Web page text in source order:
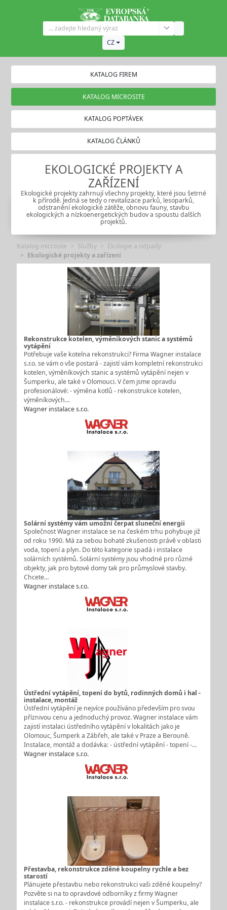
CZ
KATALOG FIREM
KATALOG MICROSITE
KATALOG POPTÁVEK
KATALOG ČLÁNKŮ
EKOLOGICKÉ PROJEKTY A
ZAŘÍZENÍ
Ekologické projekty zahrnují všechny projekty, které jsou šetrné
k přírodě. Jedná se tedy o revitalizace parků, lesoparků,
odstranění ekologické zátěže, obnovu fauny, stavbu
ekologických a nízkoenergetických budov a spoustu dalších
projektů.
Katalog microsite Služby
Ekologie a odpady
Ekologické projekty a zařízení
Rekonstrukce kotelen, výměníkových stanic a systémů
vytápění
Potřebuje vaše kotelna rekonstrukci? Firma Wagner instalace
s.r.o. se vám o vše postará - zajistí vám kompletní rekonstrukci
kotelen, výměníkových stanic a systémů vytápění nejen v
Šumperku, ale také v Olomouci. V čem jsme opravdu
profesionálové: - výměna kotlů - rekonstrukce kotelen,
výměníkových…
Wagner instalace s.r.o.
Solární systémy vám umožní čerpat sluneční energii
Společnost Wagner instalace se na českém trhu pohybuje již
od roku 1990. Má za sebou bohaté zkušenosti právě v oblasti
voda, topení a plyn. Do této kategorie spadá i instalace
solárních systémů. Solární systémy jsou vhodné pro různé
objekty, jak pro bytové domy tak pro průmyslové stavby.
Chcete…
Wagner instalace s.r.o.
Ústřední vytápění, topení do bytů, rodinných domů i hal -
instalace, montáž
Ústřední vytápění je nejvíce používáno především pro svou
příznivou cenu a jednoduchý provoz. Wagner instalace vám
zajistí instalaci ústředního vytápění v lokalitách jako je
Olomouc, Šumperk a Zábřeh, ale také v Praze a Berouně.
Instalace, montáž a dodávka: - ústřední vytápění - topení -…
Wagner instalace s.r.o.
Přestavba, rekonstrukce zděné koupelny rychle a bez
starostí
Plánujete přestavbu nebo rekonstrukci vaši zděné koupelny?
Pozvěte si na to opravdové odborníky z firmy Wagner
instalace s.r.o. - rekonstrukce provádí nejen v Šumperku, ale